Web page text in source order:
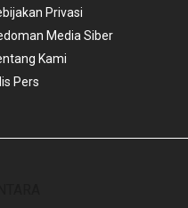
Privasi
Media Siber
Kami
Pers